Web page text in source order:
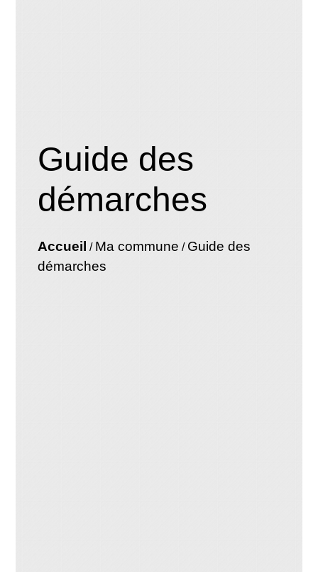
Guide des
démarches
Accueil / Ma commune / Guide des
démarches